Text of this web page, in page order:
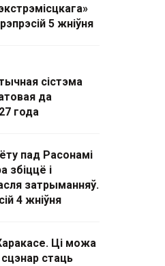
рэпрэсій 5 жніўня
сістэма
да
года
пад Расонамі
збіццё і
затрыманняў.
4 жніўня
Ці можа
сцэнар стаць